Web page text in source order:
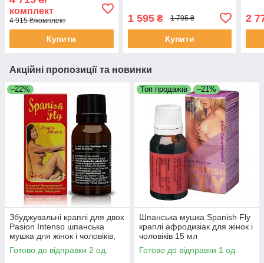
комплект
4 915 ₴/комплект
Купити
1 595₴ 1 795 ₴
Купити
2
Акційні пропозиції та новинки
–22%
Збуджувальні краплі для двох
Pasion Intenso шпанська
мушка для жінок і чоловіків,
Афродизіак (15 мл)
Готово до відправки 2 од.
Топ продажів –21%
Шпанська мушка Spanish Fly
краплі афродизіак для жінок і
чоловіків 15 мл
Готово до відправки 1 од.